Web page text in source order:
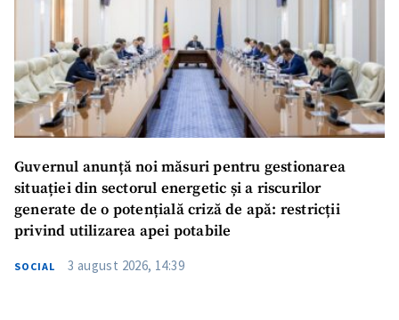
Guvernul anunță noi măsuri pentru gestionarea
situației din sectorul energetic și a riscurilor
generate de o potențială criză de apă: restricții
privind utilizarea apei potabile
SOCIAL 3 august 2026, 14:39